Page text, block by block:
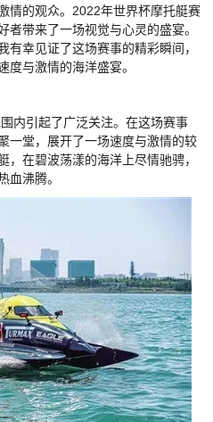
情的观众。2022年世界杯摩托艇赛
带来了一场视觉与心灵的盛宴。
幸见证了这场赛事的精彩瞬间，
度与激情的海洋盛宴。
内引起了广泛关注。在这场赛事
一堂，展开了一场速度与激情的较
在碧波荡漾的海洋上尽情驰骋，
血沸腾。